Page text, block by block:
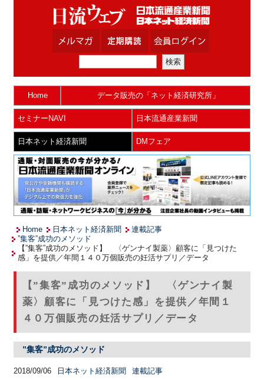
Home データ販売の「ネット経済研究所」
セミナーNAVI 日本流通産業新聞
日本ネット経済新聞 DMフェア
Home 日本ネット経済新聞
連載記事
”集客”成功のメソッド
【”集客”成功のメソッド】 〈ゲンナイ製薬〉顧客に「見つけた
感」を提供／年間１４０万個販売の妊活サプリ／データ
【”集客”成功のメソッド】 〈ゲンナイ製
薬〉顧客に「見つけた感」を提供／年間１
４０万個販売の妊活サプリ／データ
”集客”成功のメソッド
2018/09/06 日本ネット経済新聞 連載記事